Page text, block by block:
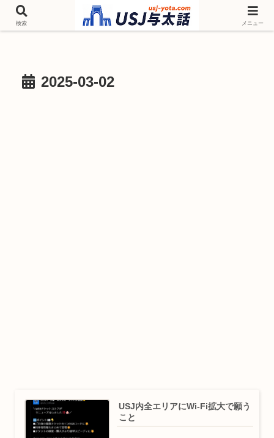
チケットやシーズンイベント ニンテンドーワールド アトラクションなどユニ
バを歩いて情報収集しています
2025-03-02
USJ内全エリアにWi-Fi拡大で願う
こと
検索 メニュー